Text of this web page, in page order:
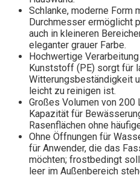
Schlanke, moderne Form
Durchmesser ermöglicht
auch in kleineren
eleganter grauer Farbe.
Hochwertige
Kunststoff (PE) sorgt für
Witterungsbeständigkeit
leicht zu reinigen ist.
Großes Volumen von
Kapazität für
Rasenflächen ohne
Ohne Öffnungen für
für Anwender, die das
möchten; frostbedingt
leer im Außenbereich